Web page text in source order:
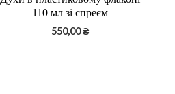
110 мл зі спреєм
550,00₴